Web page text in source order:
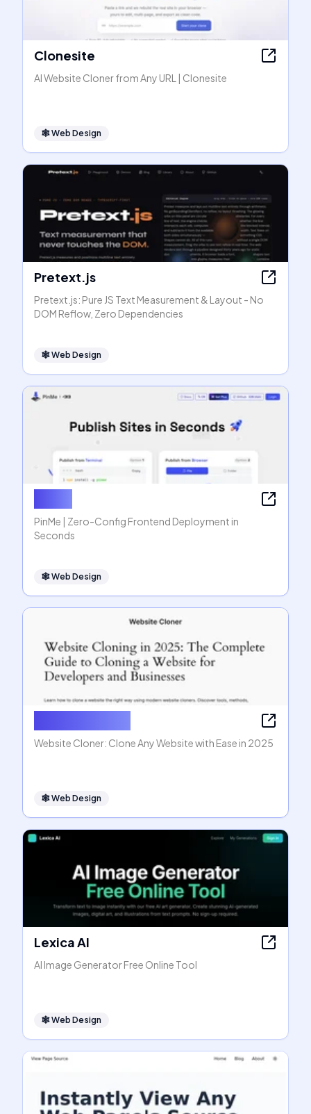
Clonesite
AI Website Cloner from Any URL | Clonesite
🕸Web Design
Pretext.js
Pretext.js: Pure JS Text Measurement & Layout - No
DOM Reflow, Zero Dependencies
🕸Web Design
PinMe | Zero-Config Frontend Deployment in
Seconds
🕸Web Design
Website Cloner: Clone Any Website with Ease in 2025
🕸Web Design
Lexica AI
AI Image Generator Free Online Tool
🕸Web Design